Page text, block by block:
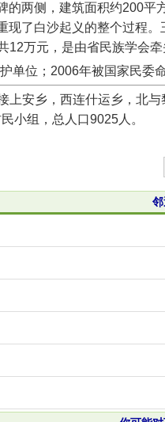
的两侧，建筑面积约200
了白沙起义的整个过程
万元，是由省民族学会
位；2006年被国家民委
安乡，西连什运乡，北
民小组，总人口9025